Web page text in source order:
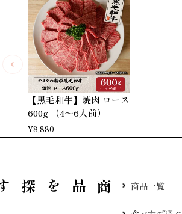
【黒毛和牛】焼肉 ロース
600g （4～6人前）
¥8,880
す 商品一覧